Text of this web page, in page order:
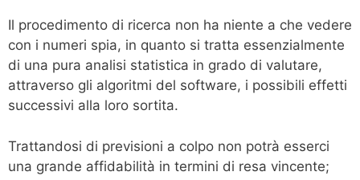
Il procedimento di ricerca non ha niente a che vedere
con i numeri spia, in quanto si tratta essenzialmente
di una pura analisi statistica in grado di valutare,
attraverso gli algoritmi del software, i possibili effetti
successivi alla loro sortita.
Trattandosi di previsioni a colpo non potrà esserci
una grande affidabilità in termini di resa vincente;